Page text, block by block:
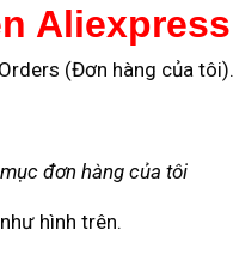
Aliexpress
(Đơn hàng của tôi).
đơn hàng của tôi
hình trên.